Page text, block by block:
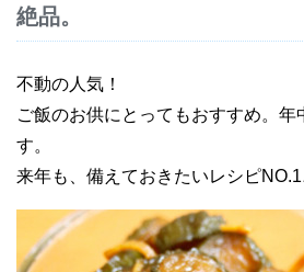
絶品。
不動の人気！
ご飯のお供にとってもおすすめ。
す。
来年も、備えておきたいレシピ